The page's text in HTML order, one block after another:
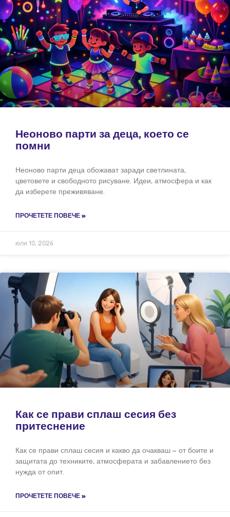
Неоново парти за деца, което се
помни
Неоново парти деца обожават заради светлината,
цветовете и свободното рисуване. Идеи, атмосфера и как
да изберете преживяване.
ПРОЧЕТЕТЕ ПОВЕЧЕ »
юли 10, 2026
Как се прави сплаш сесия без
притеснение
Как се прави сплаш сесия и какво да очакваш – от боите и
защитата до техниките, атмосферата и забавлението без
нужда от опит.
ПРОЧЕТЕТЕ ПОВЕЧЕ »